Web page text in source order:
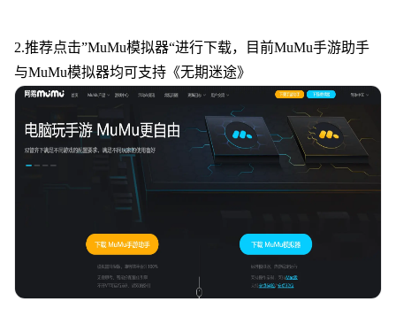
2.推荐点击”MuMu模拟器“进行下载，目前MuMu手游助手
与MuMu模拟器均可支持《无期迷途》